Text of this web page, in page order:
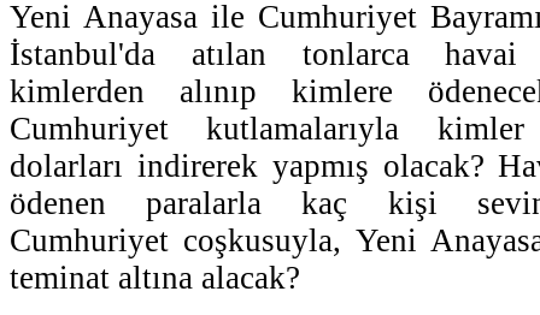
Yeni Anayasa ile Cumhuriyet
İstanbul'da atılan tonlarca havai
kimlerden alınıp kimlere
Cumhuriyet kutlamalarıyla
dolarları indirerek yapmış olacak?
ödenen paralarla kaç kişi
Cumhuriyet coşkusuyla, Yeni
teminat altına alacak?